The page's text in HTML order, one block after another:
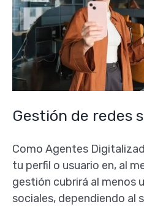
Gestión de redes
Como Agentes
tu perfil o usuario en, al
gestión cubrirá al menos
sociales, dependiendo al